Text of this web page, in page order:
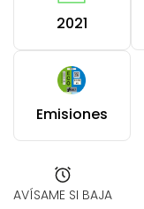
2021
Emisiones
AVÍSAME SI BAJA